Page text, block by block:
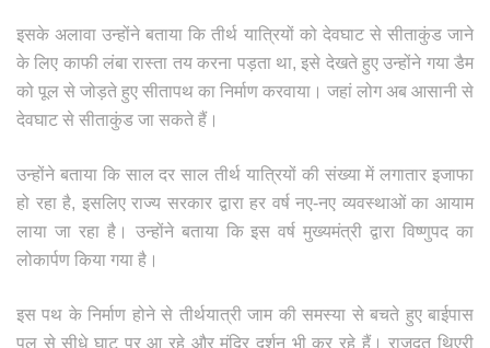
इसके अलावा उन्होंने बताया कि तीर्थ यात्रियों को देवघाट से सीताकुंड जाने
के लिए काफी लंबा रास्ता तय करना पड़ता था, इसे देखते हुए उन्होंने गया डैम
को पूल से जोड़ते हुए सीतापथ का निर्माण करवाया। जहां लोग अब आसानी से
देवघाट से सीताकुंड जा सकते हैं।
उन्होंने बताया कि साल दर साल तीर्थ यात्रियों की संख्या में लगातार इजाफा
हो रहा है, इसलिए राज्य सरकार द्वारा हर वर्ष नए-नए व्यवस्थाओं का आयाम
लाया जा रहा है। उन्होंने बताया कि इस वर्ष मुख्यमंत्री द्वारा विष्णुपद का
लोकार्पण किया गया है।
इस पथ के निर्माण होने से तीर्थयात्री जाम की समस्या से बचते हुए बाईपास
पुल से सीधे घाट पर आ रहे और मंदिर दर्शन भी कर रहे हैं। राजदूत थिएरी